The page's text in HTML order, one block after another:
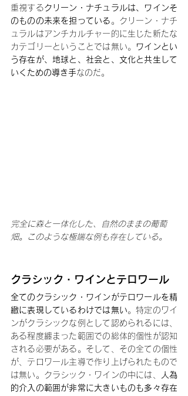
重視するクリーン・ナチュラルは、ワインそ
のものの未来を担っている 。クリーン・ナチ
ュラルはアンチカルチャー的に生じた新たな
カテゴリーということでは無い。
ワインとい
う存在が、地球と、社会と、文化と共生して
いくための導き手なのだ。
完全に森と一体化した、自然のままの葡萄
畑。このような極端な例も存在している。
クラシック・ワインとテロワール
全てのクラシック・ワインがテロワールを精
緻に表現しているわけでは無い。特定のワイ
ンがクラシックな例として認められるには、
ある程度纏まった範囲での総体的個性が認知
される必要がある。そして、その全ての個性
が、テロワール主導で作り上げられたもので
は無い。クラシック・ワインの中には、
人為
的介入の範囲が非常に大きいものも多々存在